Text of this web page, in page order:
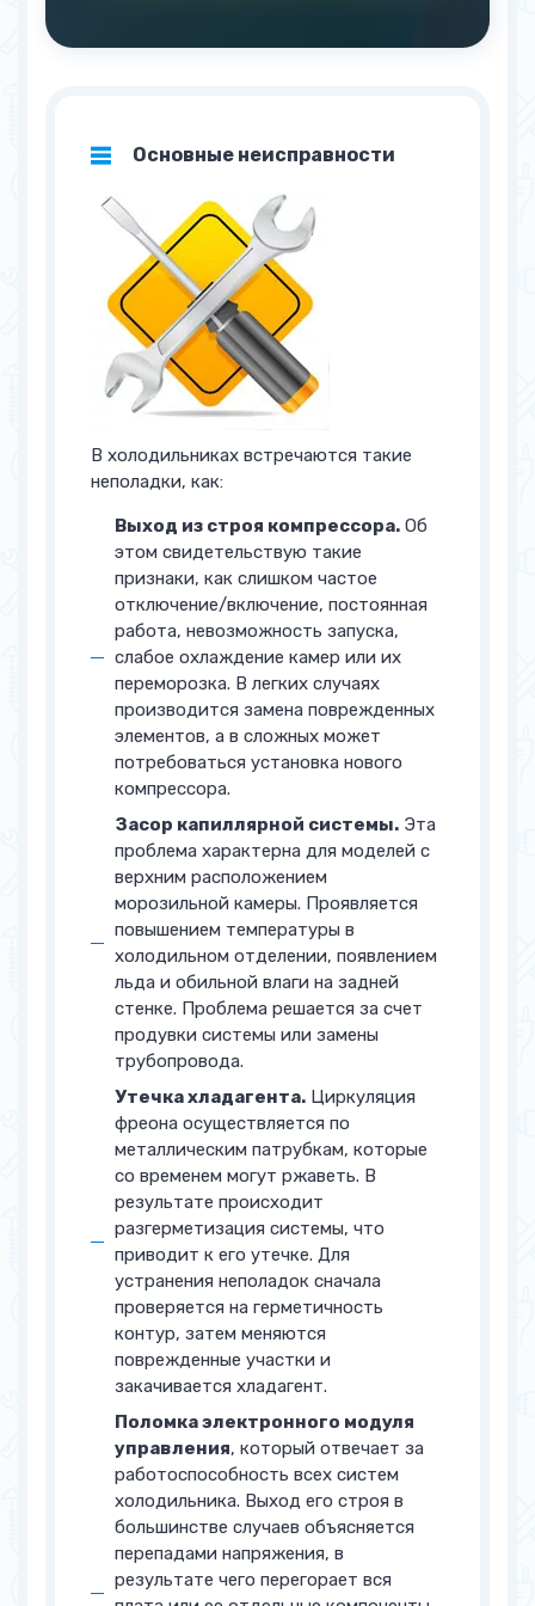
Основные неисправности
В холодильниках встречаются такие
неполадки, как:
Выход из строя компрессора. Об
этом свидетельствую такие
признаки, как слишком частое
отключение/включение, постоянная
работа, невозможность запуска,
слабое охлаждение камер или их
переморозка. В легких случаях
производится замена поврежденных
элементов, а в сложных может
потребоваться установка нового
компрессора.
Засор капиллярной системы. Эта
проблема характерна для моделей с
верхним расположением
морозильной камеры. Проявляется
повышением температуры в
холодильном отделении, появлением
льда и обильной влаги на задней
стенке. Проблема решается за счет
продувки системы или замены
трубопровода.
Утечка хладагента. Циркуляция
фреона осуществляется по
металлическим патрубкам, которые
со временем могут ржаветь. В
результате происходит
разгерметизация системы, что
приводит к его утечке. Для
устранения неполадок сначала
проверяется на герметичность
контур, затем меняются
поврежденные участки и
закачивается хладагент.
Поломка электронного модуля
управления, который отвечает за
работоспособность всех систем
холодильника. Выход его строя в
большинстве случаев объясняется
перепадами напряжения, в
результате чего перегорает вся